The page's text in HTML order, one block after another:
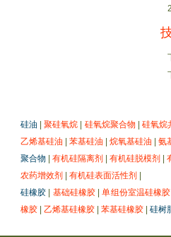
硅油 |聚硅氧烷 硅氧烷聚合物 硅氧烷
乙烯基硅油
苯基硅油 烷氧基硅油 氨
聚合物 |有机硅隔离剂 |有机硅脱模剂 |
农药增效剂
有机硅表面活性剂
硅橡胶
基础硅橡胶 |单组份室温硅橡胶
橡胶
乙烯基硅橡胶 苯基硅橡胶 硅树